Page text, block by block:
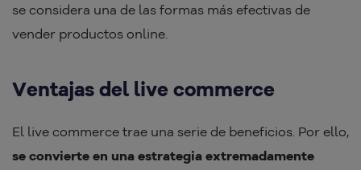
se considera una de las formas más efectivas de
vender productos online.
Ventajas del live commerce
El live commerce trae una serie de beneficios. Por ello,
se convierte en una estrategia extremadamente